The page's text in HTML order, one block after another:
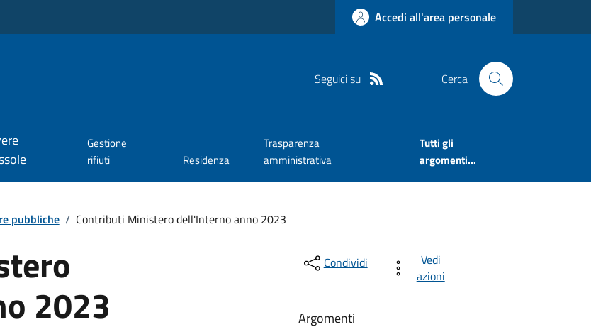
Accedi all'area personale
Seguici su Cerca
Gestione
rifiuti
Residenza
Trasparenza
amministrativa
Tutti gli
argomenti...
pubbliche / Contributi Ministero dell'Interno anno 2023
2023
Condividi
Vedi
azioni
Argomenti